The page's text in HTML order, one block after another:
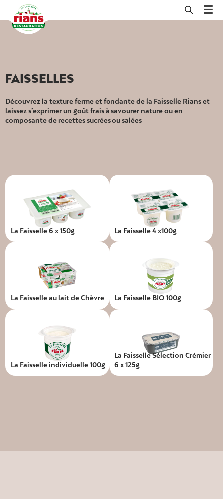
content
La faisselle Rians est préparée selon la recette traditionnelle du
fromage blanc en cours d’égouttage à partir de nos différents
laits de vache. Pour plus d’onctuosité, découvrez nos fromages
FAISSELLES
Découvrez la texture ferme et fondante de la Faisselle Rians et
laissez s’exprimer un goût frais à savourer nature ou en
composante de recettes sucrées ou salées
La Faisselle 6 x 150g La Faisselle 4 x100g
La Faisselle au lait de Chèvre La Faisselle BIO 100g
La Faisselle individuelle 100g
La Faisselle Sélection Crémier
6 x 125g